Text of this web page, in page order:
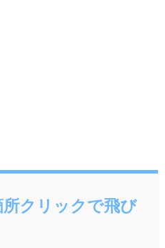
所クリックで飛び